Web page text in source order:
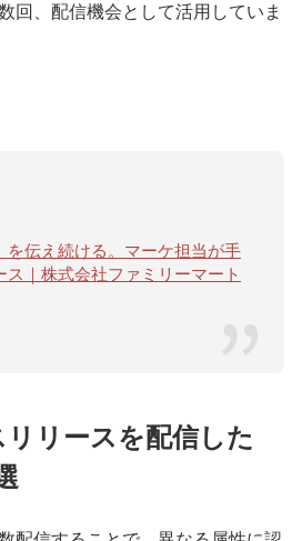
回、配信機会として活用していま
を伝え続ける。マーケ担当が手
ス｜株式会社ファミリーマート
リースを配信した